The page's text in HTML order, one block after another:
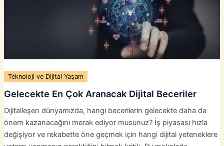
Teknoloji ve Dijital Yaşam
Gelecekte En Çok Aranacak Dijital Beceriler
Dijitalleşen dünyamızda, hangi becerilerin gelecekte daha da
önem kazanacağını merak ediyor musunuz? İş piyasası hızla
değişiyor ve rekabette öne geçmek için hangi dijital yeteneklere